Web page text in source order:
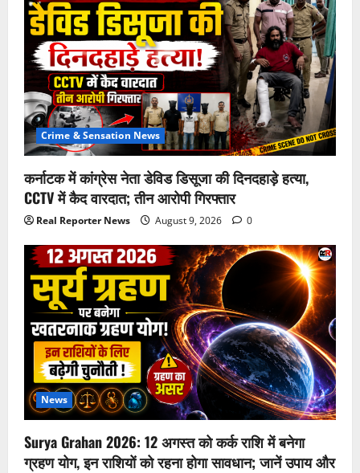
Crime & Sensation News
कर्नाटक में कांग्रेस नेता डेविड डिसूजा की दिनदहाड़े हत्या,
CCTV में कैद वारदात; तीन आरोपी गिरफ्तार
Real Reporter News August 9, 2026 0
News
Surya Grahan 2026: 12 अगस्त को कर्क राशि में बनेगा
ग्रहण योग, इन राशियों को रहना होगा सावधान; जानें उपाय और